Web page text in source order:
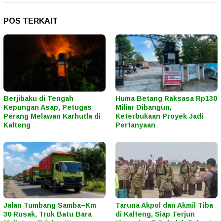
POS TERKAIT
Berjibaku di Tengah
Kepungan Asap, Petugas
Perang Melawan Karhutla di
Kalteng
Huma Betang Raksasa Rp130
Miliar Dibangun,
Keterbukaan Proyek Jadi
Pertanyaan
Jalan Tumbang Samba–Km
30 Rusak, Truk Batu Bara
Taruna Akpol dan Akmil Tiba
di Kalteng, Siap Terjun